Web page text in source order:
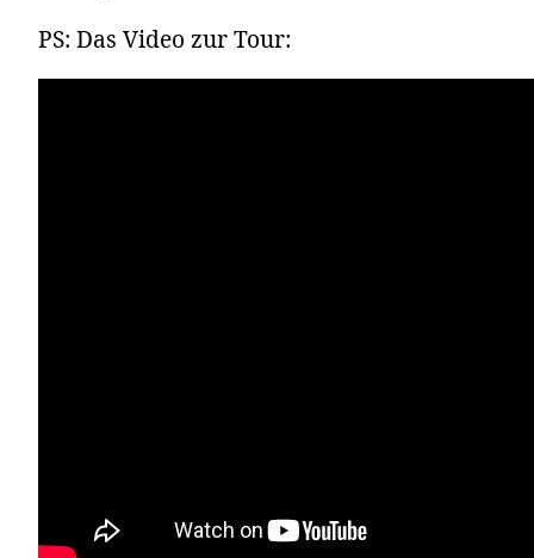
PS: Das Video zur Tour: